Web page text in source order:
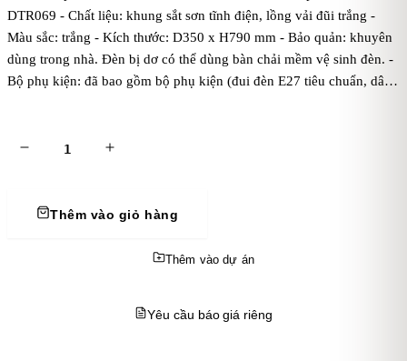
DTR069 - Chất liệu: khung sắt sơn tĩnh điện, lồng vải đũi trắng -
Màu sắc: trắng - Kích thước: D350 x H790 mm - Bảo quản: khuyên
dùng trong nhà. Đèn bị dơ có thể dùng bàn chải mềm vệ sinh đèn. -
Bộ phụ kiện: đã bao gồm bộ phụ kiện (đui đèn E27 tiêu chuẩn, dây
Điện áp: dòng điện 220V - Mẹo vặt: cách treo đèn thả trần
Thêm vào giỏ hàng
Thêm vào dự án
Yêu cầu báo giá riêng